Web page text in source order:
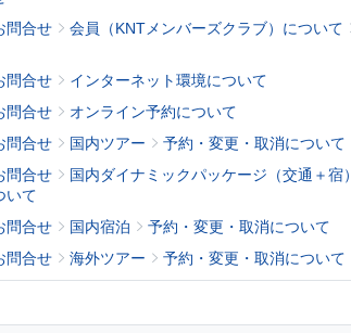
問合せ
会員（KNTメンバーズクラブ）について
問合せ
インターネット環境について
問合せ
オンライン予約について
問合せ
国内ツアー
予約・変更・取消について
問合せ
国内ダイナミックパッケージ（交通＋宿）
いて
問合せ
国内宿泊
予約・変更・取消について
問合せ
海外ツアー 予約・変更・取消について